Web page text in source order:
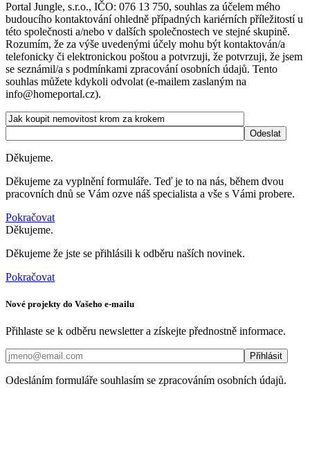
Portal Jungle, s.r.o., IČO: 076 13 750, souhlas za účelem mého
budoucího kontaktování ohledně případných kariérních příležitostí u
této společnosti a/nebo v dalších společnostech ve stejné skupině.
Rozumím, že za výše uvedenými účely mohu být kontaktován/a
telefonicky či elektronickou poštou a potvrzuji, že potvrzuji, že jsem
se seznámil/a s podmínkami zpracování osobních údajů. Tento
souhlas můžete kdykoli odvolat (e-mailem zaslaným na
info@homeportal.cz).
Děkujeme.
Děkujeme za vyplnění formuláře. Teď je to na nás, během dvou
pracovních dnů se Vám ozve náš specialista a vše s Vámi probere.
Pokračovat
Děkujeme.
Děkujeme že jste se přihlásili k odběru naších novinek.
Pokračovat
Nové projekty do Vašeho e-mailu
Přihlaste se k odběru newsletter a získejte přednostně informace.
Odesláním formuláře souhlasím se zpracováním osobních údajů.